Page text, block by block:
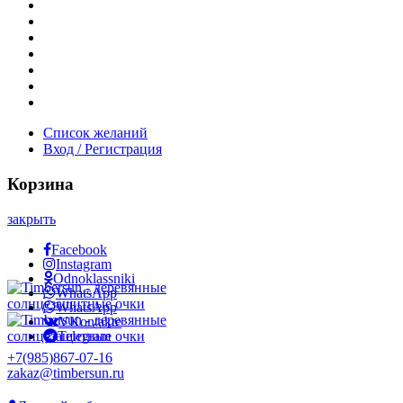
Список желаний
Вход / Регистрация
Корзина
закрыть
Facebook
Instagram
Odnoklassniki
WhatsApp
WhatsApp
VKontakte
Telegram
+7(985)867-07-16
zakaz@timbersun.ru